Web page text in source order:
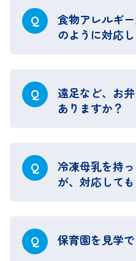
Q
食物アレルギ
のように対応
Q
遠足など、お
ありますか？
Q
冷凍母乳を持
が、対応して
Q 保育園を見学